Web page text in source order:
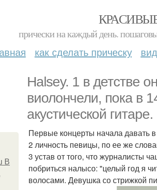
прически на каждый день.
как сделать прическу
Halsey. 1 в детстве
виолончели, пока в
акустической гитаре.
В
Первые концерты начала давать
2 личность певицы, по ее же
3 устав от того, что журналисты
побриться налысо: "целый год я
волосами. Девушка со стрижкой